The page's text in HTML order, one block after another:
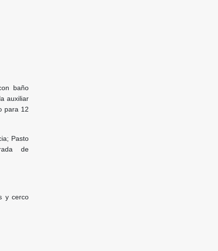
baño
auxiliar
para 12
Pasto
de
y cerco